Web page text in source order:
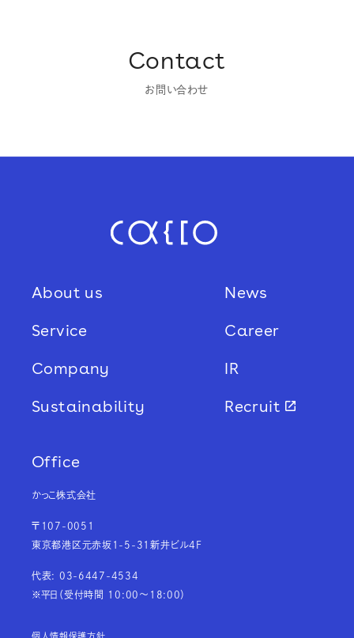
Contact
お問い合わせ
About us
Service
Company
Sustainability
News
Career
IR
Recruit
Office
かっこ株式会社
〒107-0051
東京都港区元赤坂1-5-31新井ビル4F
代表: 03-6447-4534
※平日（受付時間 10:00～18:00）
個人情報保護方針